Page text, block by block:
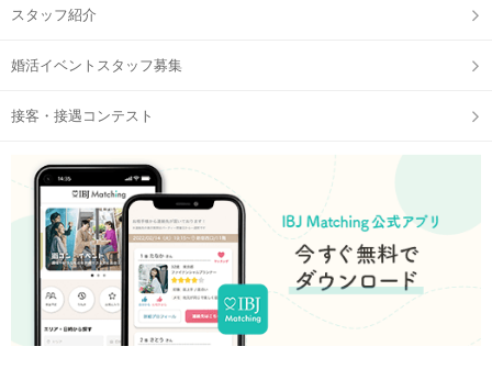
スタッフ紹介
婚活イベントスタッフ募集
接客・接遇コンテスト